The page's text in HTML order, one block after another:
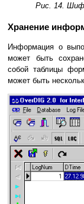
Рис. 14.
Хранение
Информация о
может быть
собой таблицы
может быть